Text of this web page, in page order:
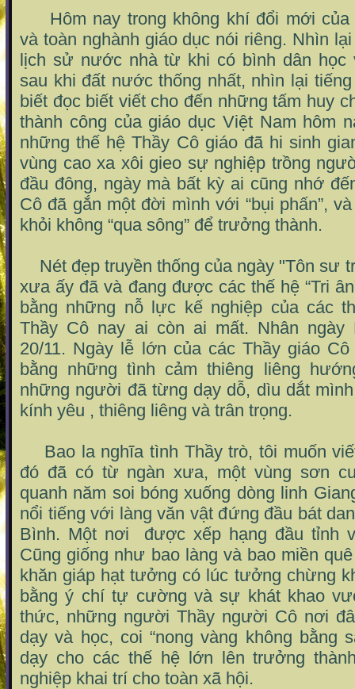
Hôm nay trong không khí đổi mới
và toàn nghành giáo dục nói riêng. Nhìn
lịch sử nước nhà từ khi có bình dân học
sau khi đất nước thống nhất, nhìn lại
biết đọc biết viết cho đến những tấm huy
thành công của giáo dục Việt Nam hôm
những thế hệ Thầy Cô giáo đã hi sinh
vùng cao xa xôi gieo sự nghiệp trồng
đầu đông, ngày mà bất kỳ ai cũng nhớ
Cô đã gắn một đời mình với “bụi phấn”,
khỏi không “qua sông” để trưởng thành.
Nét đẹp truyền thống của ngày "Tôn sư
xưa ấy đã và đang được các thế hệ “Tri
bằng những nỗ lực kế nghiệp của các
Thầy Cô nay ai còn ai mất. Nhân ngày
20/11. Ngày lễ lớn của các Thầy giáo
bằng những tình cảm thiêng liêng
những người đã từng dạy dỗ, dìu dắt
kính yêu , thiêng liêng và trân trọng.
Bao la nghĩa tình Thầy trò, tôi muốn
đó đã có từ ngàn xưa, một vùng sơn
quanh năm soi bóng xuống dòng linh
nổi tiếng với làng văn vật đứng đầu bát
Bình. Một nơi được xếp hạng đầu tỉnh
Cũng giống như bao làng và bao miền
khăn giáp hạt tưởng có lúc tưởng chừng
bằng ý chí tự cường và sự khát khao
thức, những người Thầy người Cô nơi
dạy và học, coi “nong vàng không bằng
dạy cho các thế hệ lớn lên trưởng
nghiệp khai trí cho toàn xã hội.